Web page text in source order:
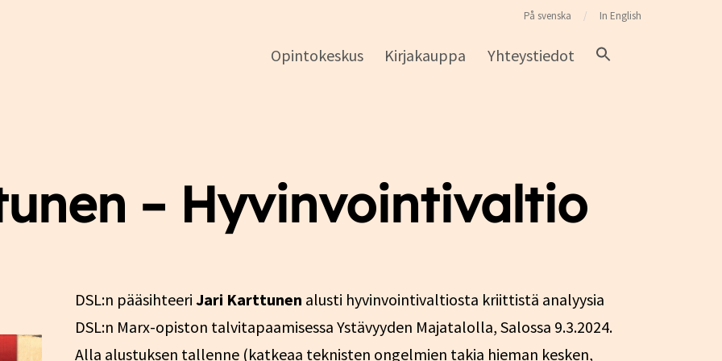
Opintokeskus Kirjakauppa Yhteystiedot
På svenska In English
– Hyvinvointivaltio
DSL:n pääsihteeri Jari Karttunen alusti hyvinvointivaltiosta kriittistä analyysia
DSL:n Marx-opiston talvitapaamisessa Ystävyyden Majatalolla, Salossa 9.3.2024.
Alla alustuksen tallenne (katkeaa teknisten ongelmien takia hieman kesken,